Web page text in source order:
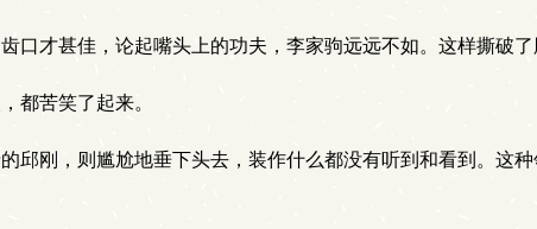
口才甚佳，论起嘴头上的功夫，李家驹远远不如。这样撕破了
都苦笑了起来。
邱刚，则尴尬地垂下头去，装作什么都没有听到和看到。这